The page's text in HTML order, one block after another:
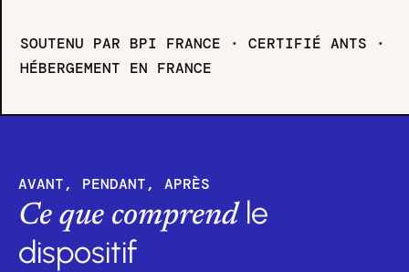
SOUTENU PAR BPI FRANCE · CERTIFIÉ ANTS ·
HÉBERGEMENT EN FRANCE
AVANT, PENDANT, APRÈS
Ce que comprendle
dispositif